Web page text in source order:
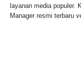
layanan media populer.
Manager resmi terbaru